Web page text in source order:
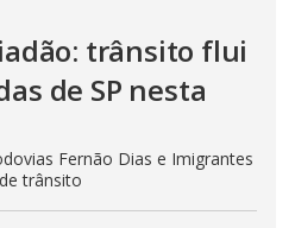
trânsito flui
de SP nesta
Fernão Dias e Imigrantes
trânsito